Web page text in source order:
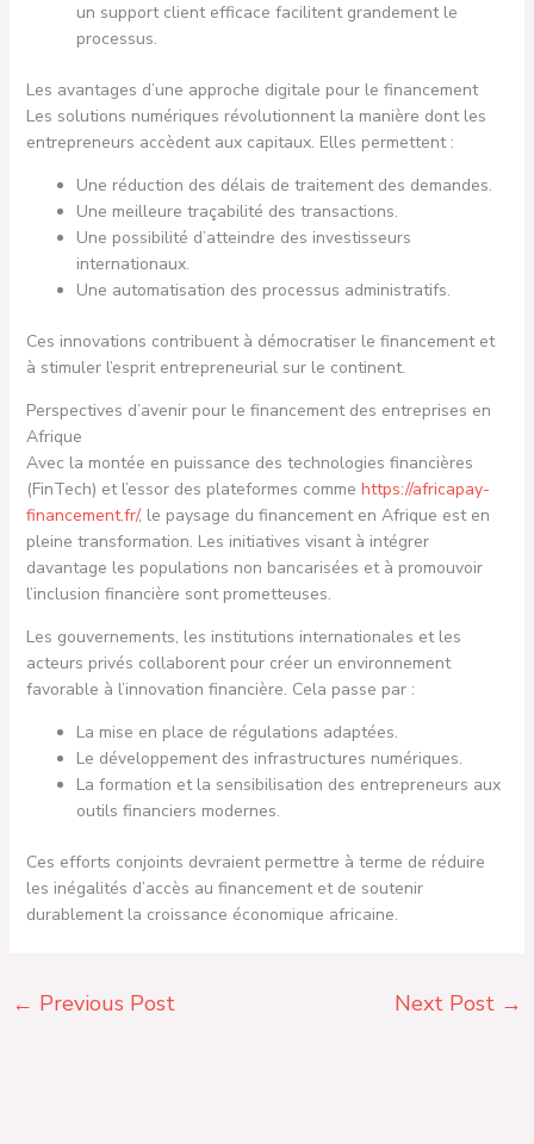
un support client efficace facilitent grandement le
processus.
Les avantages d’une approche digitale pour le financement
Les solutions numériques révolutionnent la manière dont les
entrepreneurs accèdent aux capitaux. Elles permettent :
Une réduction des délais de traitement des demandes.
Une meilleure traçabilité des transactions.
Une possibilité d’atteindre des investisseurs
internationaux.
Une automatisation des processus administratifs.
Ces innovations contribuent à démocratiser le financement et
à stimuler l’esprit entrepreneurial sur le continent.
Perspectives d’avenir pour le financement des entreprises en
Afrique
Avec la montée en puissance des technologies financières
(FinTech) et l’essor des plateformes comme https://africapay-
financement.fr/, le paysage du financement en Afrique est en
pleine transformation. Les initiatives visant à intégrer
davantage les populations non bancarisées et à promouvoir
l’inclusion financière sont prometteuses.
Les gouvernements, les institutions internationales et les
acteurs privés collaborent pour créer un environnement
favorable à l’innovation financière. Cela passe par :
La mise en place de régulations adaptées.
Le développement des infrastructures numériques.
La formation et la sensibilisation des entrepreneurs aux
outils financiers modernes.
Ces efforts conjoints devraient permettre à terme de réduire
les inégalités d’accès au financement et de soutenir
durablement la croissance économique africaine.
← Previous Post Next Post →